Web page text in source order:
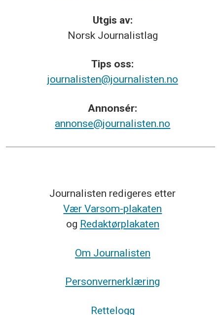
Utgis av:
Norsk Journalistlag
Tips oss:
journalisten@journalisten.no
Annonsér:
annonse@journalisten.no
Journalisten redigeres etter
Vær Varsom-plakaten
og Redaktørplakaten
Om Journalisten
Personvernerklæring
Rettelogg